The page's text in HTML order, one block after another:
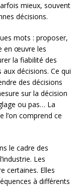
mieux, souvent
décisions.
mots : proposer,
en œuvre les
la fiabilité des
décisions. Ce qui
des décisions
sur la décision
ou pas… La
l’on comprend ce
le cadre des
Les
certaines. Elles
à différents